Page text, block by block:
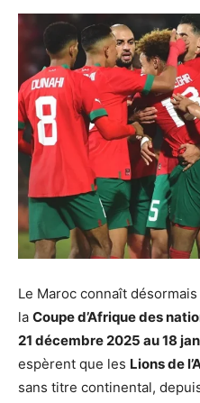
Le Maroc connaît
la Coupe d’Afrique des
21 décembre 2025 au 18
espèrent que les Lions de
sans titre continental,